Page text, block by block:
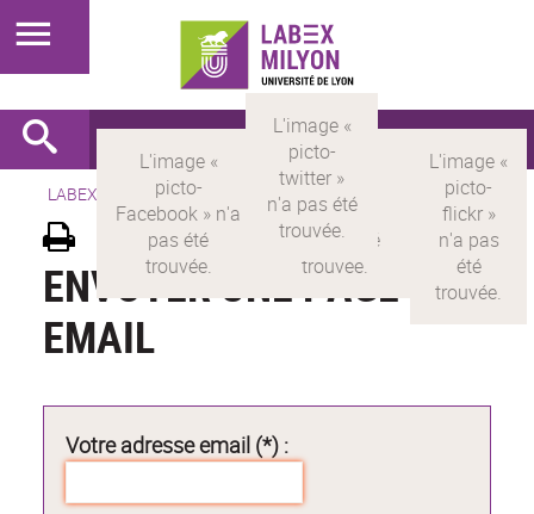
LABEX > LABEX MILYON
ENVOYER UNE PAGE PAR
EMAIL
Votre adresse email (*) :